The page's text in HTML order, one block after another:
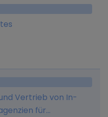
Vertrieb von In-
für